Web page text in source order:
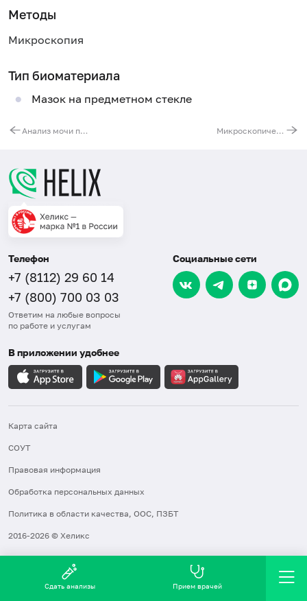
Методы
Микроскопия
Тип биоматериала
Мазок на предметном стекле
Анализ мочи по Нечипоренко Микроскопическое исследование секрета предстательной железы (микрофлора)
Телефон
+7 (8112) 29 60 14
+7 (800) 700 03 03
Ответим на любые вопросы
по работе и услугам
Социальные сети
В приложении удобнее
Карта сайта
СОУТ
Правовая информация
Обработка персональных данных
Политика в области качества, ООС, ПЗБТ
2016-2026 © Хеликс
Сдать анализы Прием врачей